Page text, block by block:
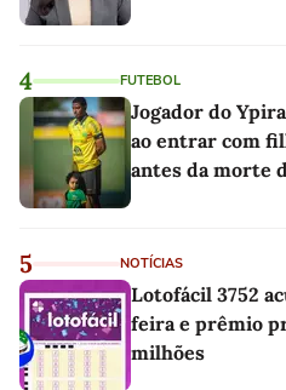
4 FUTEBOL
Jogador do
ao entrar com
antes da morte
5 NOTÍCIAS
Lotofácil 3752
feira e prêmio
milhões